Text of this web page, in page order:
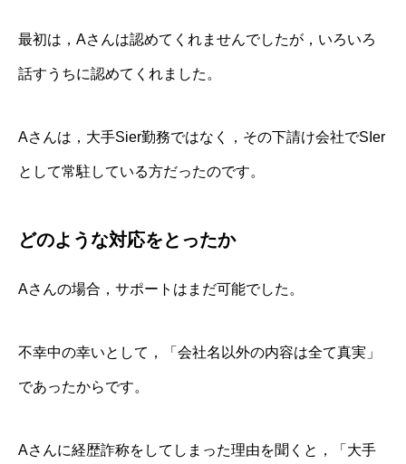
最初は，Aさんは認めてくれませんでしたが，いろいろ
話すうちに認めてくれました。
Aさんは，大手Sier勤務ではなく，その下請け会社でSIer
として常駐している方だったのです。
どのような対応をとったか
Aさんの場合，サポートはまだ可能でした。
不幸中の幸いとして，「会社名以外の内容は全て真実」
であったからです。
Aさんに経歴詐称をしてしまった理由を聞くと，「大手